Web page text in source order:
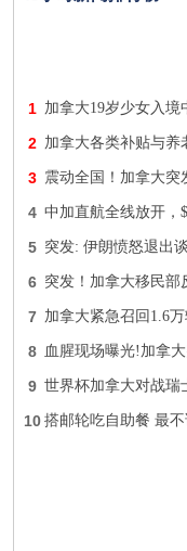
1 加拿大19岁少女入
2 加拿大各类补贴与养
3 震动全国！加拿大突
4 中加直航全线放开，
5 突发: 伊朗愤怒退出
6 突发！加拿大移民部
7 加拿大紧急召回1.6
8 血腥现场曝光!加拿
9 世界杯加拿大对战瑞
10 搭邮轮吃自助餐 最